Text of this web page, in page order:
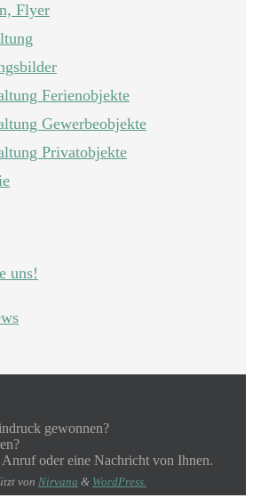
Flyer
Ferienobjekte
Gewerbeobjekte
Privatobjekte
uns!
gewonnen?
oder eine Nachricht von Ihnen.
von Nirvana & WordPress.